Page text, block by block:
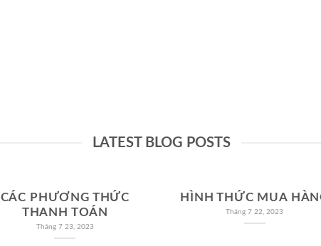
LATEST BLOG POSTS
CÁC PHƯƠNG THỨC
THANH TOÁN
Tháng 7 23, 2023
HÌNH THỨC MUA
Tháng 7 22, 2023